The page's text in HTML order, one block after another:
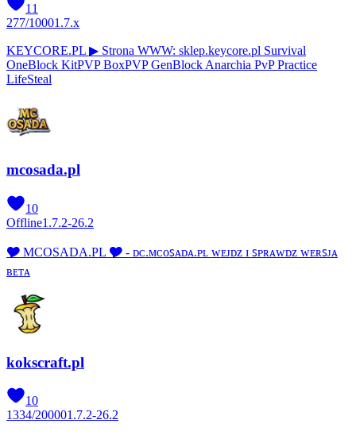
11
277/10001.7.x
KEYCORE.PL ▶ Strona WWW: sklep.keycore.pl Survival
OneBlock KitPVP BoxPVP GenBlock Anarchia PvP Practice
LifeSteal
mcosada.pl
10
Offline1.7.2-26.2
🎔 MCOSADA.PL 🎔 - ᴅᴄ.ᴍᴄᴏꜱᴀᴅᴀ.ᴘʟ ᴡᴇᴊᴅᴢ ɪ ꜱᴘʀᴀᴡᴅᴢ ᴡᴇʀꜱᴊᴀ
ʙᴇᴛᴀ
kokscraft.pl
10
1334/200001.7.2-26.2